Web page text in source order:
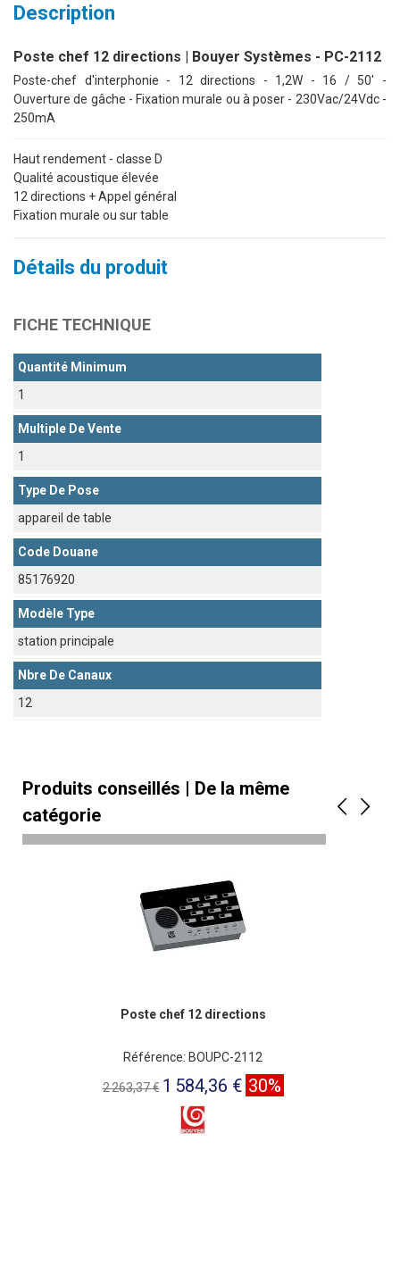
Description
Poste chef 12 directions | Bouyer Systèmes - PC-2112
Poste-chef d'interphonie - 12 directions - 1,2W - 16 / 50' -
Ouverture de gâche - Fixation murale ou à poser - 230Vac/24Vdc -
250mA
Haut rendement - classe D
Qualité acoustique élevée
12 directions + Appel général
Fixation murale ou sur table
Détails du produit
FICHE TECHNIQUE
Quantité Minimum
1
Multiple De Vente
1
Type De Pose
appareil de table
Code Douane
85176920
Modèle Type
station principale
Nbre De Canaux
12
Produits conseillés | De la même
catégorie
Poste chef 12 directions
Référence: BOUPC-2112
2 263,37 € 1 584,36 € 30%